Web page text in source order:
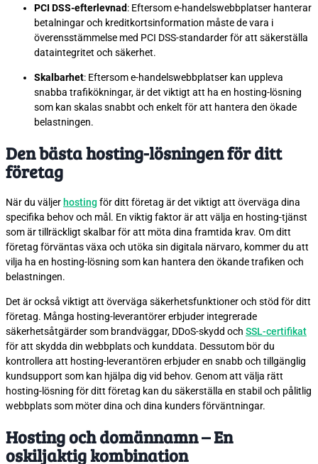
PCI DSS-efterlevnad: Eftersom e-handelswebbplatser hanterar
betalningar och kreditkortsinformation måste de vara i
överensstämmelse med PCI DSS-standarder för att säkerställa
dataintegritet och säkerhet.
Skalbarhet: Eftersom e-handelswebbplatser kan uppleva
snabba trafikökningar, är det viktigt att ha en hosting-lösning
som kan skalas snabbt och enkelt för att hantera den ökade
belastningen.
Den bästa hosting-lösningen för ditt
företag
När du väljer hosting för ditt företag är det viktigt att överväga dina
specifika behov och mål. En viktig faktor är att välja en hosting-tjänst
som är tillräckligt skalbar för att möta dina framtida krav. Om ditt
företag förväntas växa och utöka sin digitala närvaro, kommer du att
vilja ha en hosting-lösning som kan hantera den ökande trafiken och
belastningen.
Det är också viktigt att överväga säkerhetsfunktioner och stöd för ditt
företag. Många hosting-leverantörer erbjuder integrerade
säkerhetsåtgärder som brandväggar, DDoS-skydd och SSL-certifikat
för att skydda din webbplats och kunddata. Dessutom bör du
kontrollera att hosting-leverantören erbjuder en snabb och tillgänglig
kundsupport som kan hjälpa dig vid behov. Genom att välja rätt
hosting-lösning för ditt företag kan du säkerställa en stabil och pålitlig
webbplats som möter dina och dina kunders förväntningar.
Hosting och domännamn – En
oskiljaktig kombination